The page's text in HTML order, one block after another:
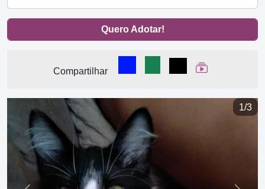
Quero Adotar!
Compartilhar
Compartilhar no Facebook
Compartilhar no
Compartilhar
Ver Web Story
1/3